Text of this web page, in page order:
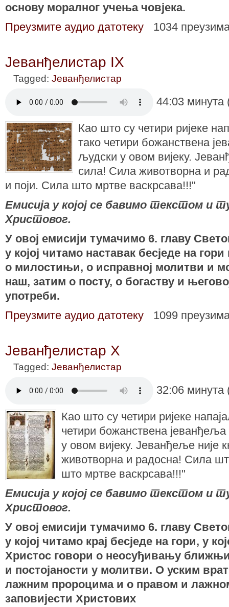
основу моралног учења човјека.
Преузмите аудио датотеку
1034
Јеванђелистар IX
Tagged: Јеванђелистар
44:03
Као што су четири ријеке
тако четири божанствена
људски у овом вијеку.
сила! Сила животворна и
и поји. Сила што мртве васкрсава!!!"
Емисија у којој се бавимо текстом и
Христовог.
У овој емисији тумaчимо 6. главу
у којој читамо наставак бесједе на гори
о милостињи, о исправној молитви и
наш, затим о посту, о богаству и
употреби.
Преузмите аудио датотеку
1099
Јеванђелистар X
Tagged: Јеванђелистар
32:06
Као што су четири ријеке
четири божанствена јеванђеља
у овом вијеку. Јеванђеље није
животворна и радосна! Сила
што мртве васкрсава!!!"
Емисија у којој се бавимо текстом и
Христовог.
У овој емисији тумaчимо 6. главу
у којој читамо крај бесједе на гори, у
Христос говори о неосуђивању
и постојаности у молитви. О уским
лажним пророцима и о правом и
заповијести Христових